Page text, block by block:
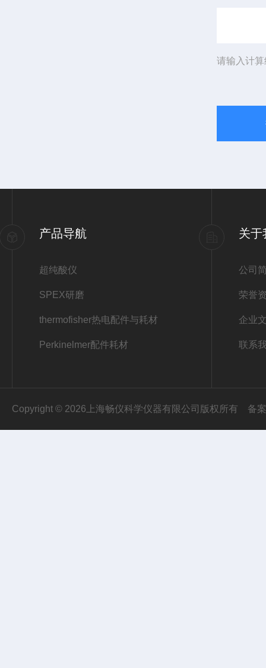
请输入计
产品导航
超纯酸仪
SPEX研磨
thermofisher热电配件与耗材
Perkinelmer配件耗材
关于
公司
荣誉
企业
联系
Copyright © 2026上海畅仪科学仪器有限公司版权所有 备